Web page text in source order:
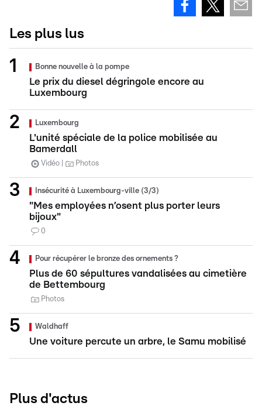
Les plus lus
Bonne nouvelle à la pompe
Le prix du diesel dégringole encore au
Luxembourg
Luxembourg
L'unité spéciale de la police mobilisée au
Bamerdall
Vidéo Photos
Insécurité à Luxembourg-ville (3/3)
"Mes employées n’osent plus porter leurs
bijoux"
0
Pour récupérer le bronze des ornements ?
Plus de 60 sépultures vandalisées au cimetière
de Bettembourg
Photos
Waldhaff
Une voiture percute un arbre, le Samu mobilisé
Plus d'actus